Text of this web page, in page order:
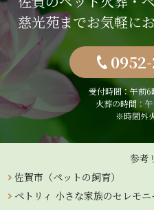
慈光苑までお気軽に
受付時間：午前
火葬の時間：
※時間外
参考
佐賀市（ペットの飼育）
ペトリィ 小さな家族のセレモニ